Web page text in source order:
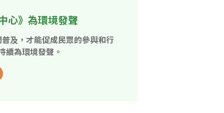
心》為環境發聲
及，才能促成民眾的參與和行
續為環境發聲。